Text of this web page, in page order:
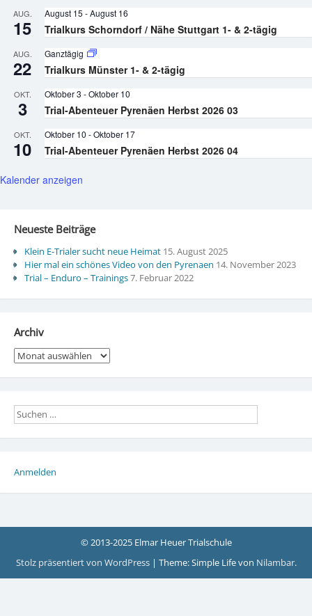
AUG.
15
August 15 -August 16
Trialkurs Schorndorf / Nähe Stuttgart 1- & 2-tägig
AUG.
22
Ganztägig
Trialkurs Münster 1- & 2-tägig
OKT.
3
Oktober 3 -Oktober 10
Trial-Abenteuer Pyrenäen Herbst 2026 03
OKT.
10
Oktober 10 -Oktober 17
Trial-Abenteuer Pyrenäen Herbst 2026 04
Kalender anzeigen
Neueste Beiträge
Klein E-Trialer sucht neue Heimat 15. August 2025
Hier mal ein schönes Video von den Pyrenaen 14. November 2023
Trial – Enduro – Trainings7. Februar 2022
Archiv
Archiv
Anmelden
© 2013-2025 Elmar Heuer Trialschule
Stolz präsentiert von WordPress | Theme: Simple Life von Nilambar.